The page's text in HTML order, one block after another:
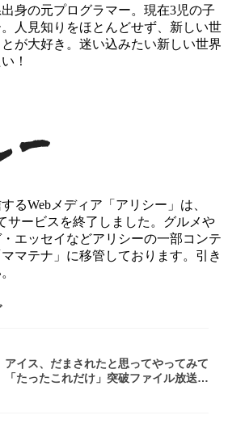
身の元プログラマー。現在3児の子
人見知りをほとんどせず、新しい世
が大好き。迷い込みたい新しい世界
！
るWebメディア「アリシー」は、
サービスを終了しました。グルメや
エッセイなどアリシーの一部コンテ
マテナ」に移管しております。引き
アイス、だまされたと思ってやってみて
「たったこれだけ」突破ファイル放送で